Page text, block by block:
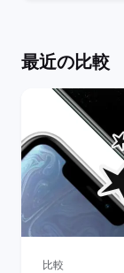
最近の比較
比較